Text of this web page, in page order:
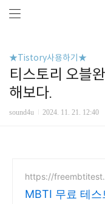
★Tistory사용하기★
티스토리 오블
해보다.
sound4u 2024. 11. 21. 12:40
https://
MBTI 무료 테스